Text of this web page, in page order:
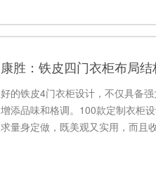
康胜：铁皮四门衣柜布局结
好的铁皮4门衣柜设计，不仅具备
增添品味和格调。100款定制衣柜
求量身定做，既美观又实用，而且